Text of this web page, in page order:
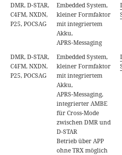
DMR, D-STAR,
C4FM, NXDN,
P25, POCSAG
Embedded System,
kleiner Formfaktor
mit integriertem
Akku,
APRS-Messaging
DMR, D-STAR,
C4FM, NXDN,
P25, POCSAG
Embedded System,
kleiner Formfaktor
mit integriertem
Akku,
APRS-Messaging,
integrierter AMBE
für Cross-Mode
zwischen DMR und
D-STAR
Betrieb über APP
ohne TRX möglich